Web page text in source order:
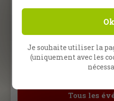
2027
École
Tous les
Ok
Je souhaite utiliser la
(uniquement avec les